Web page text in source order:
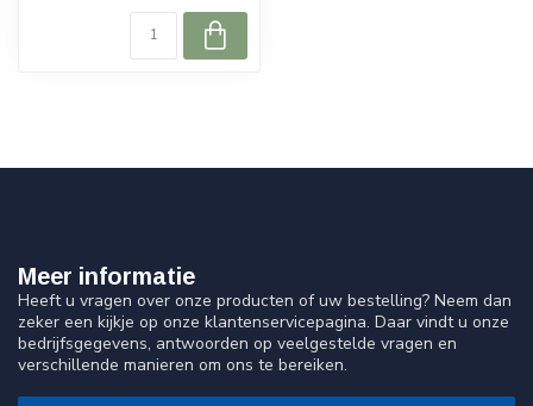
Meer informatie
Heeft u vragen over onze producten of uw bestelling? Neem dan
zeker een kijkje op onze klantenservicepagina. Daar vindt u onze
bedrijfsgegevens, antwoorden op veelgestelde vragen en
verschillende manieren om ons te bereiken.